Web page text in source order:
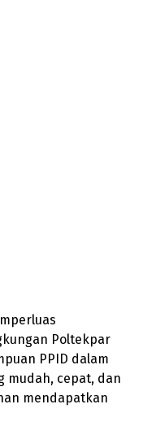
Poltekpar
PPID dalam
mudah, cepat, dan
mendapatkan